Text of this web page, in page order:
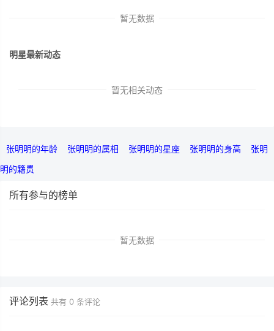
暂无数据
明星最新动态
暂无相关动态
张明明的年龄 张明明的属相 张明明的星座 张明明的身高
张明
明的籍贯
所有参与的榜单
暂无数据
评论列表 共有 0 条评论